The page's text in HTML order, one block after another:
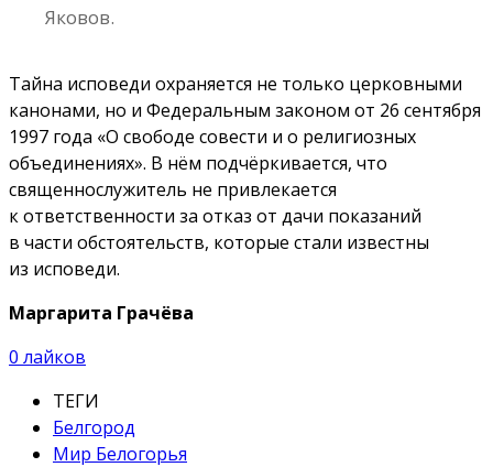
Яковов.
Тайна исповеди охраняется не только церковными
канонами, но и Федеральным законом от 26 сентября
1997 года «О свободе совести и о религиозных
объединениях». В нём подчёркивается, что
священнослужитель не привлекается
к ответственности за отказ от дачи показаний
в части обстоятельств, которые стали известны
из исповеди.
Маргарита Грачёва
0 лайков
ТЕГИ
Белгород
Мир Белогорья